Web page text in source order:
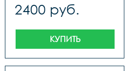
2400 руб.
КУПИТЬ